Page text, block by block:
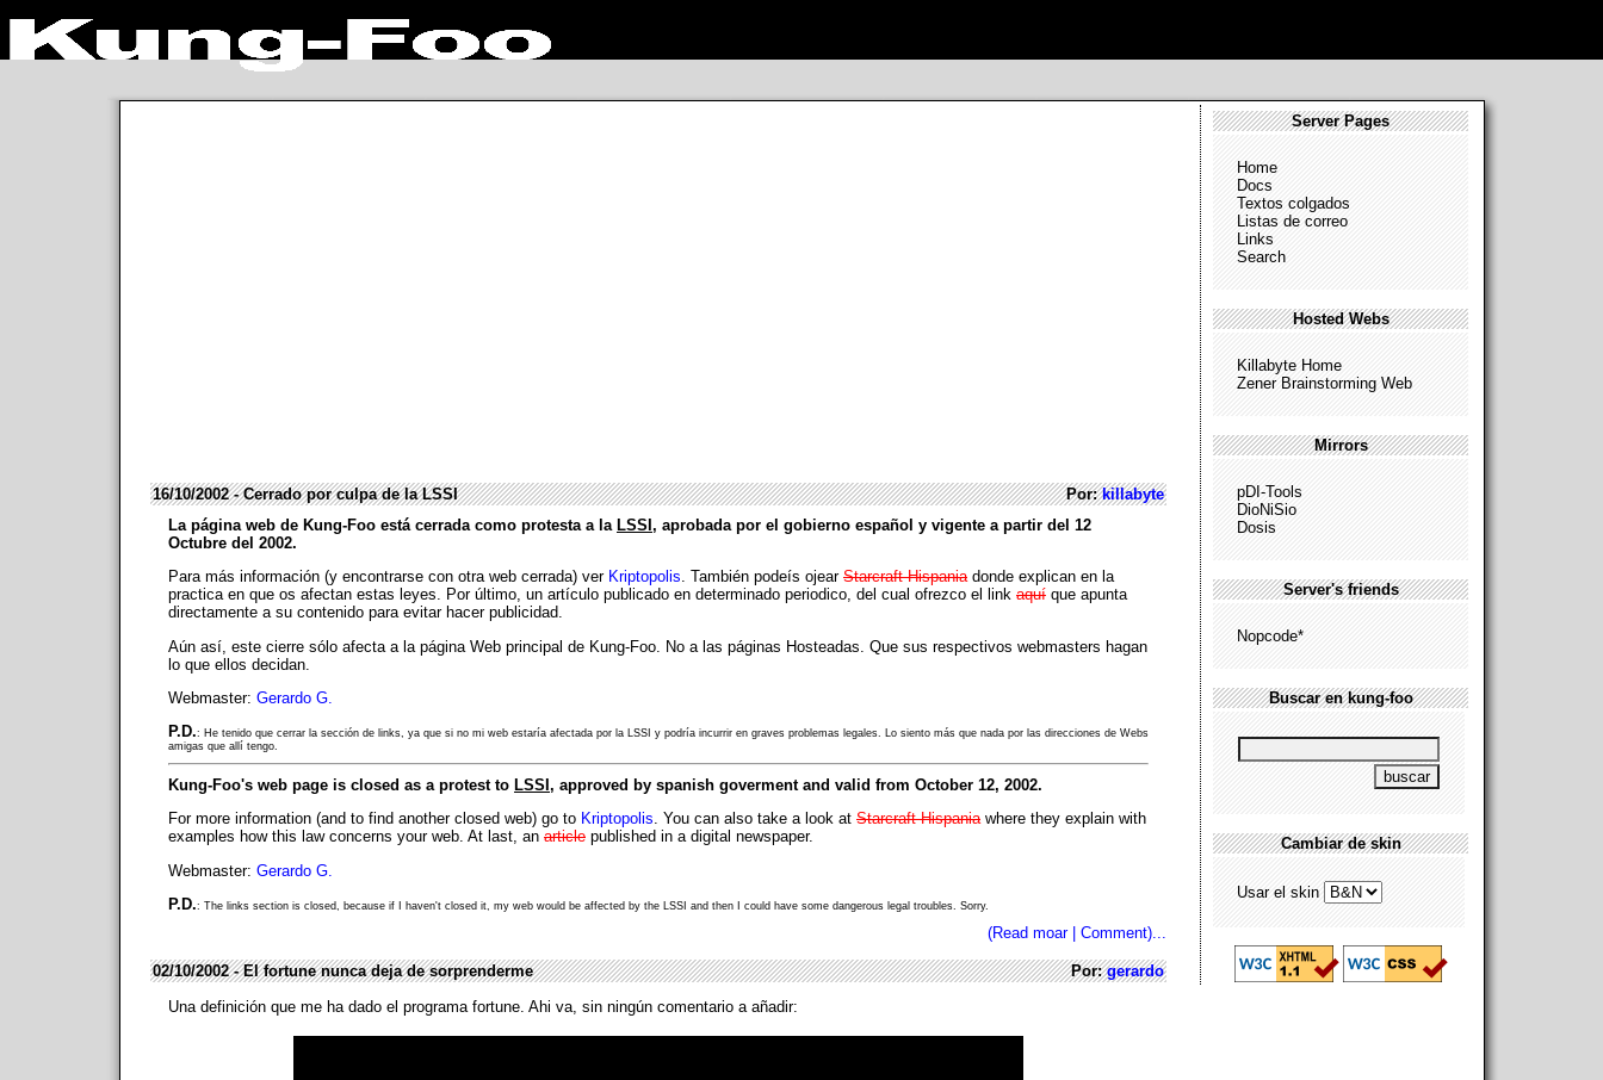
16/10/2002 - Cerrado por culpa de la LSSI Por:killabyte
La página web de Kung-Foo está cerrada como protesta a la LSSI , aprobada por el gobierno español y vigente a partir del 12
Octubre del 2002.
Para más información (y encontrarse con otra web cerrada) ver Kriptopolis. También podeís ojear Starcraft Hispaniadonde explican en la
practica en que os afectan estas leyes. Por último, un artículo publicado en determinado periodico, del cual ofrezco el link aquí que apunta
directamente a su contenido para evitar hacer publicidad.
Aún así, este cierre sólo afecta a la página Web principal de Kung-Foo. No a las páginas Hosteadas. Que sus respectivos webmasters hagan
lo que ellos decidan.
Webmaster: Gerardo G.
P.D.: He tenido que cerrar la sección de links, ya que si no mi web estaría afectada por la LSSI y podría incurrir en graves problemas legales. Lo siento más que nada por las direcciones de Webs
amigas que allí tengo.
Kung-Foo's web page is closed as a protest to LSSI , approved by spanish goverment and valid from October 12, 2002.
For more information (and to find another closed web) go to Kriptopolis. You can also take a look at Starcraft Hispaniawhere they explain with
examples how this law concerns your web. At last, an article published in a digital newspaper.
Webmaster: Gerardo G.
P.D.: The links section is closed, because if I haven't closed it, my web would be affected by the LSSI and then I could have some dangerous legal troubles. Sorry.
(Read moar | Comment)...
02/10/2002 - El fortune nunca deja de sorprenderme Por:gerardo
Una definición que me ha dado el programa fortune. Ahi va, sin ningún comentario a añadir:
Server Pages
Home
Docs
Textos colgados
Listas de correo
Links
Search
Hosted Webs
Killabyte Home
Zener Brainstorming Web
Mirrors
pDI-Tools
DioNiSio
Dosis
Server's friends
Nopcode*
Buscar en kung-foo
Cambiar de skin
Usar el skin